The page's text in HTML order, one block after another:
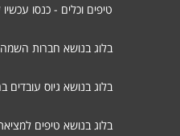
טיפים וכלים - כנסו
בלוג בנושא חברות
בלוג בנושא גיוס עובדים
בלוג בנושא טיפים